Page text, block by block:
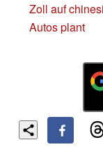
Zoll auf
Autos plant